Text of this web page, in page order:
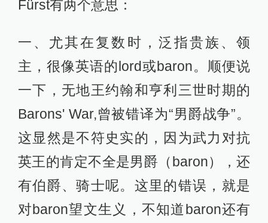
Fürst有两个意思：
一、尤其在复数时，泛指贵族、领
主，很像英语的lord或baron。顺便说
一下，无地王约翰和亨利三世时期的
Barons' War,曾被错译为“男爵战争”。
这显然是不符史实的，因为武力对抗
英王的肯定不全是男爵（baron），还
有伯爵、骑士呢。这里的错误，就是
对baron望文生义，不知道baron还有